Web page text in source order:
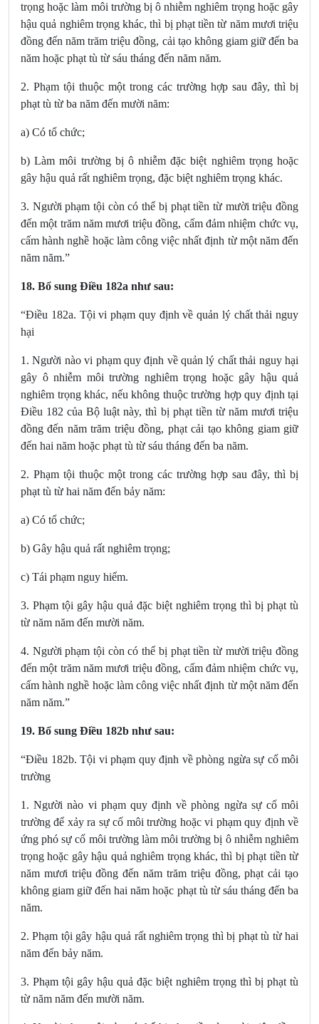
trọng hoặc làm môi trường bị ô nhiễm nghiêm trọng hoặc gây
hậu quả nghiêm trọng khác, thì bị phạt tiền từ năm mươi triệu
đồng đến năm trăm triệu đồng, cải tạo không giam giữ đến ba
năm hoặc phạt tù từ sáu tháng đến năm năm.
2. Phạm tội thuộc một trong các trường hợp sau đây, thì bị
phạt tù từ ba năm đến mười năm:
a) Có tổ chức;
b) Làm môi trường bị ô nhiễm đặc biệt nghiêm trọng hoặc
gây hậu quả rất nghiêm trọng, đặc biệt nghiêm trọng khác.
3. Người phạm tội còn có thể bị phạt tiền từ mười triệu đồng
đến một trăm năm mươi triệu đồng, cấm đảm nhiệm chức vụ,
cấm hành nghề hoặc làm công việc nhất định từ một năm đến
năm năm.”
18. Bổ sung Điều 182a như sau:
“Điều 182a. Tội vi phạm quy định về quản lý chất thải nguy
hại
1. Người nào vi phạm quy định về quản lý chất thải nguy hại
gây ô nhiễm môi trường nghiêm trọng hoặc gây hậu quả
nghiêm trọng khác, nếu không thuộc trường hợp quy định tại
Điều 182 của Bộ luật này, thì bị phạt tiền từ năm mươi triệu
đồng đến năm trăm triệu đồng, phạt cải tạo không giam giữ
đến hai năm hoặc phạt tù từ sáu tháng đến ba năm.
2. Phạm tội thuộc một trong các trường hợp sau đây, thì bị
phạt tù từ hai năm đến bảy năm:
a) Có tổ chức;
b) Gây hậu quả rất nghiêm trọng;
c) Tái phạm nguy hiểm.
3. Phạm tội gây hậu quả đặc biệt nghiêm trọng thì bị phạt tù
từ năm năm đến mười năm.
4. Người phạm tội còn có thể bị phạt tiền từ mười triệu đồng
đến một trăm năm mươi triệu đồng, cấm đảm nhiệm chức vụ,
cấm hành nghề hoặc làm công việc nhất định từ một năm đến
năm năm.”
19. Bổ sung Điều 182b như sau:
“Điều 182b. Tội vi phạm quy định về phòng ngừa sự cố môi
trường
1. Người nào vi phạm quy định về phòng ngừa sự cố môi
trường để xảy ra sự cố môi trường hoặc vi phạm quy định về
ứng phó sự cố môi trường làm môi trường bị ô nhiễm nghiêm
trọng hoặc gây hậu quả nghiêm trọng khác, thì bị phạt tiền từ
năm mươi triệu đồng đến năm trăm triệu đồng, phạt cải tạo
không giam giữ đến hai năm hoặc phạt tù từ sáu tháng đến ba
năm.
2. Phạm tội gây hậu quả rất nghiêm trọng thì bị phạt tù từ hai
năm đến bảy năm.
3. Phạm tội gây hậu quả đặc biệt nghiêm trọng thì bị phạt tù
từ năm năm đến mười năm.